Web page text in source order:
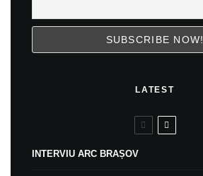
LATEST
INTERVIU ARC BRAȘOV